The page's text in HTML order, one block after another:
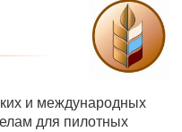
и международных
для пилотных